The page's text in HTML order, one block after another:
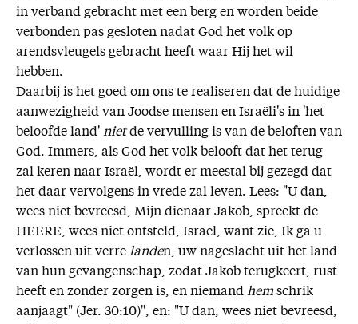
in verband gebracht met een berg en worden beide
verbonden pas gesloten nadat God het volk op
arendsvleugels gebracht heeft waar Hij het wil
hebben.
Daarbij is het goed om ons te realiseren dat de huidige
aanwezigheid van Joodse mensen en Israëli's in 'het
beloofde land' nietde vervulling is van de beloften van
God. Immers, als God het volk belooft dat het terug
zal keren naar Israël, wordt er meestal bij gezegd dat
het daar vervolgens in vrede zal leven. Lees: "U dan,
wees niet bevreesd, Mijn dienaar Jakob, spreekt de
HEERE, wees niet ontsteld, Israël, want zie, Ik ga u
verlossen uit verre landen, uw nageslacht uit het land
van hun gevangenschap, zodat Jakob terugkeert, rust
heeft en zonder zorgen is, en niemand hemschrik
aanjaagt" (Jer. 30:10)", en: "U dan, wees niet bevreesd,